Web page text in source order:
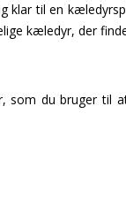
klar til en
kæledyr, der
som du bruger til